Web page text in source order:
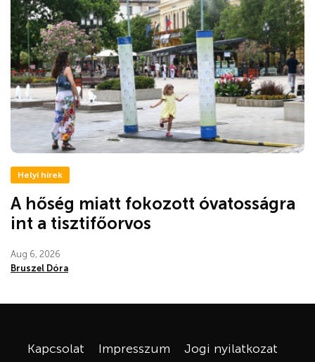
Helyi hírek
A hőség miatt fokozott óvatosságra
int a tisztifőorvos
Aug 6, 2026
Bruszel Dóra
Kapcsolat Impresszum Jogi nyilatkozat